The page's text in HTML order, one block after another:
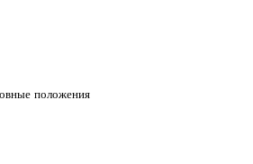
положения